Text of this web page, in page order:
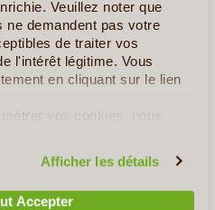
Veuillez noter que
ne demandent pas votre
de traiter vos
l'intérêt légitime. Vous
en cliquant sur le lien
vos cookies, nous
Afficher les détails
Accepter
©
la capitale de la région la
très stratégique,